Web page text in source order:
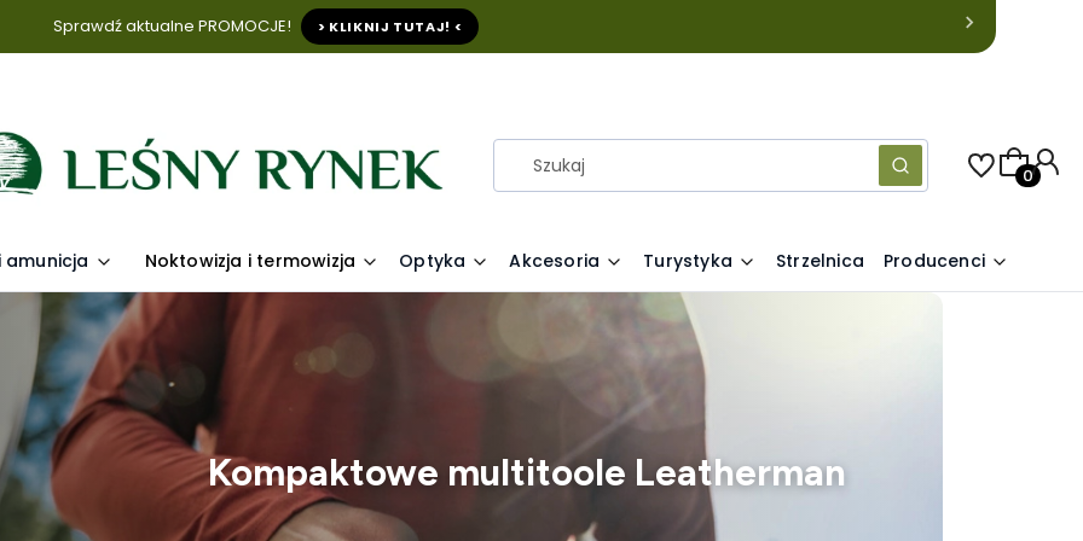
Sprawdź aktualne PROMOCJE! > KLIKNIJ TUTAJ! <
WyczyśćSzukaj
amunicja Noktowizja i termowizja Optyka Akcesoria Turystyka Strzelnica Producenci
Kompaktowe multitoole Leatherman